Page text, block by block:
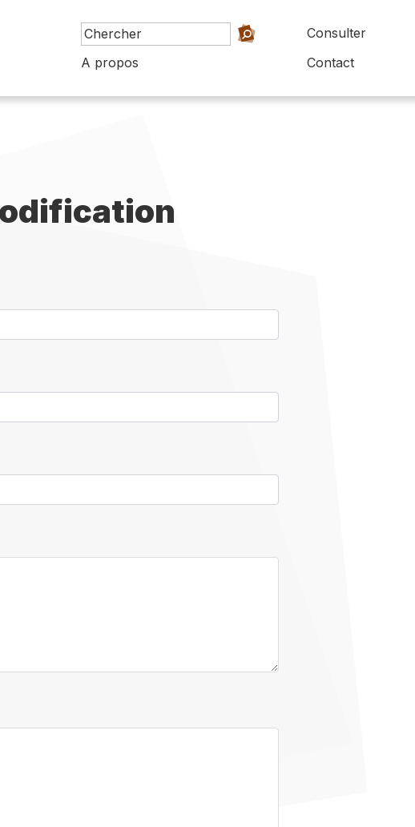
Consulter
A propos Contact